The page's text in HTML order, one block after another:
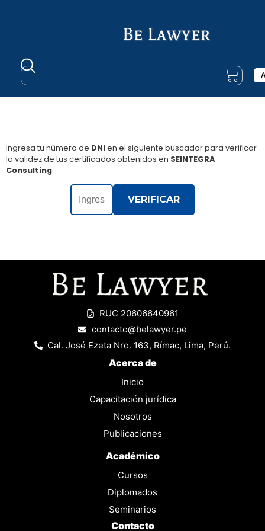
Ingresa tu número de DNIen el siguiente buscador para verificar
la validez de tus certificados obtenidos en SEINTEGRA
Consulting
VERIFICAR
RUC 20606640961
contacto@belawyer.pe
Cal. José Ezeta Nro. 163, Rímac, Lima, Perú.
Acerca de
Inicio
Capacitación jurídica
Nosotros
Publicaciones
Académico
Cursos
Diplomados
Seminarios
Contacto